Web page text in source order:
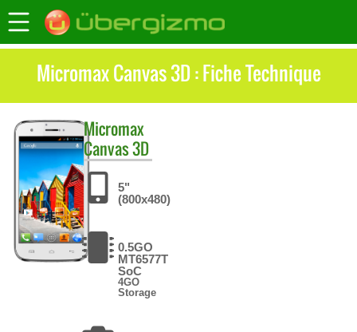
Micromax Canvas 3D : Fiche Technique
Micromax
Canvas 3D
5"
(800x480)
0.5GO
MT6577T
SoC
4GO
Storage